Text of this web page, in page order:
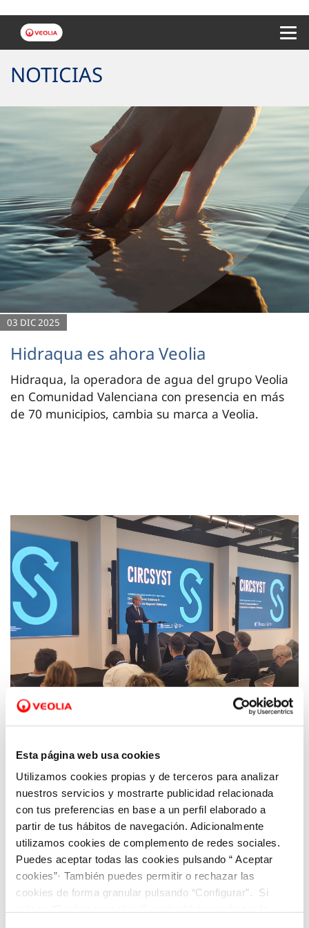
Esta página web usa cookies
Utilizamos cookies propias y de terceros para analizar
nuestros servicios y mostrarte publicidad relacionada
con tus preferencias en base a un perfil elaborado a
partir de tus hábitos de navegación. Adicionalmente
utilizamos cookies de complemento de redes sociales.
Puedes aceptar todas las cookies pulsando “ Aceptar
cookies”· También puedes permitir o rechazar las
cookies de forma granular pulsando “Configurar”. Si
NOTICIAS
03 DIC 2025
Hidraqua es ahora Veolia
Hidraqua, la operadora de agua del grupo Veolia
en Comunidad Valenciana con presencia en más
de 70 municipios, cambia su marca a Veolia.
El Proyecto europeo HORIZON CircSyst inicia
la búsqueda de soluciones circulares en el
ámbito del agua regenerada